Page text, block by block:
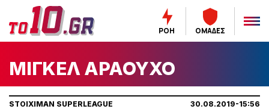
ΡΟΗ ΟΜΑΔΕΣ
ΜΙΓΚΕΛ ΑΡΑΟΥΧΟ
STOIXIMAN SUPERLEAGUE 30.08.2019-15:56